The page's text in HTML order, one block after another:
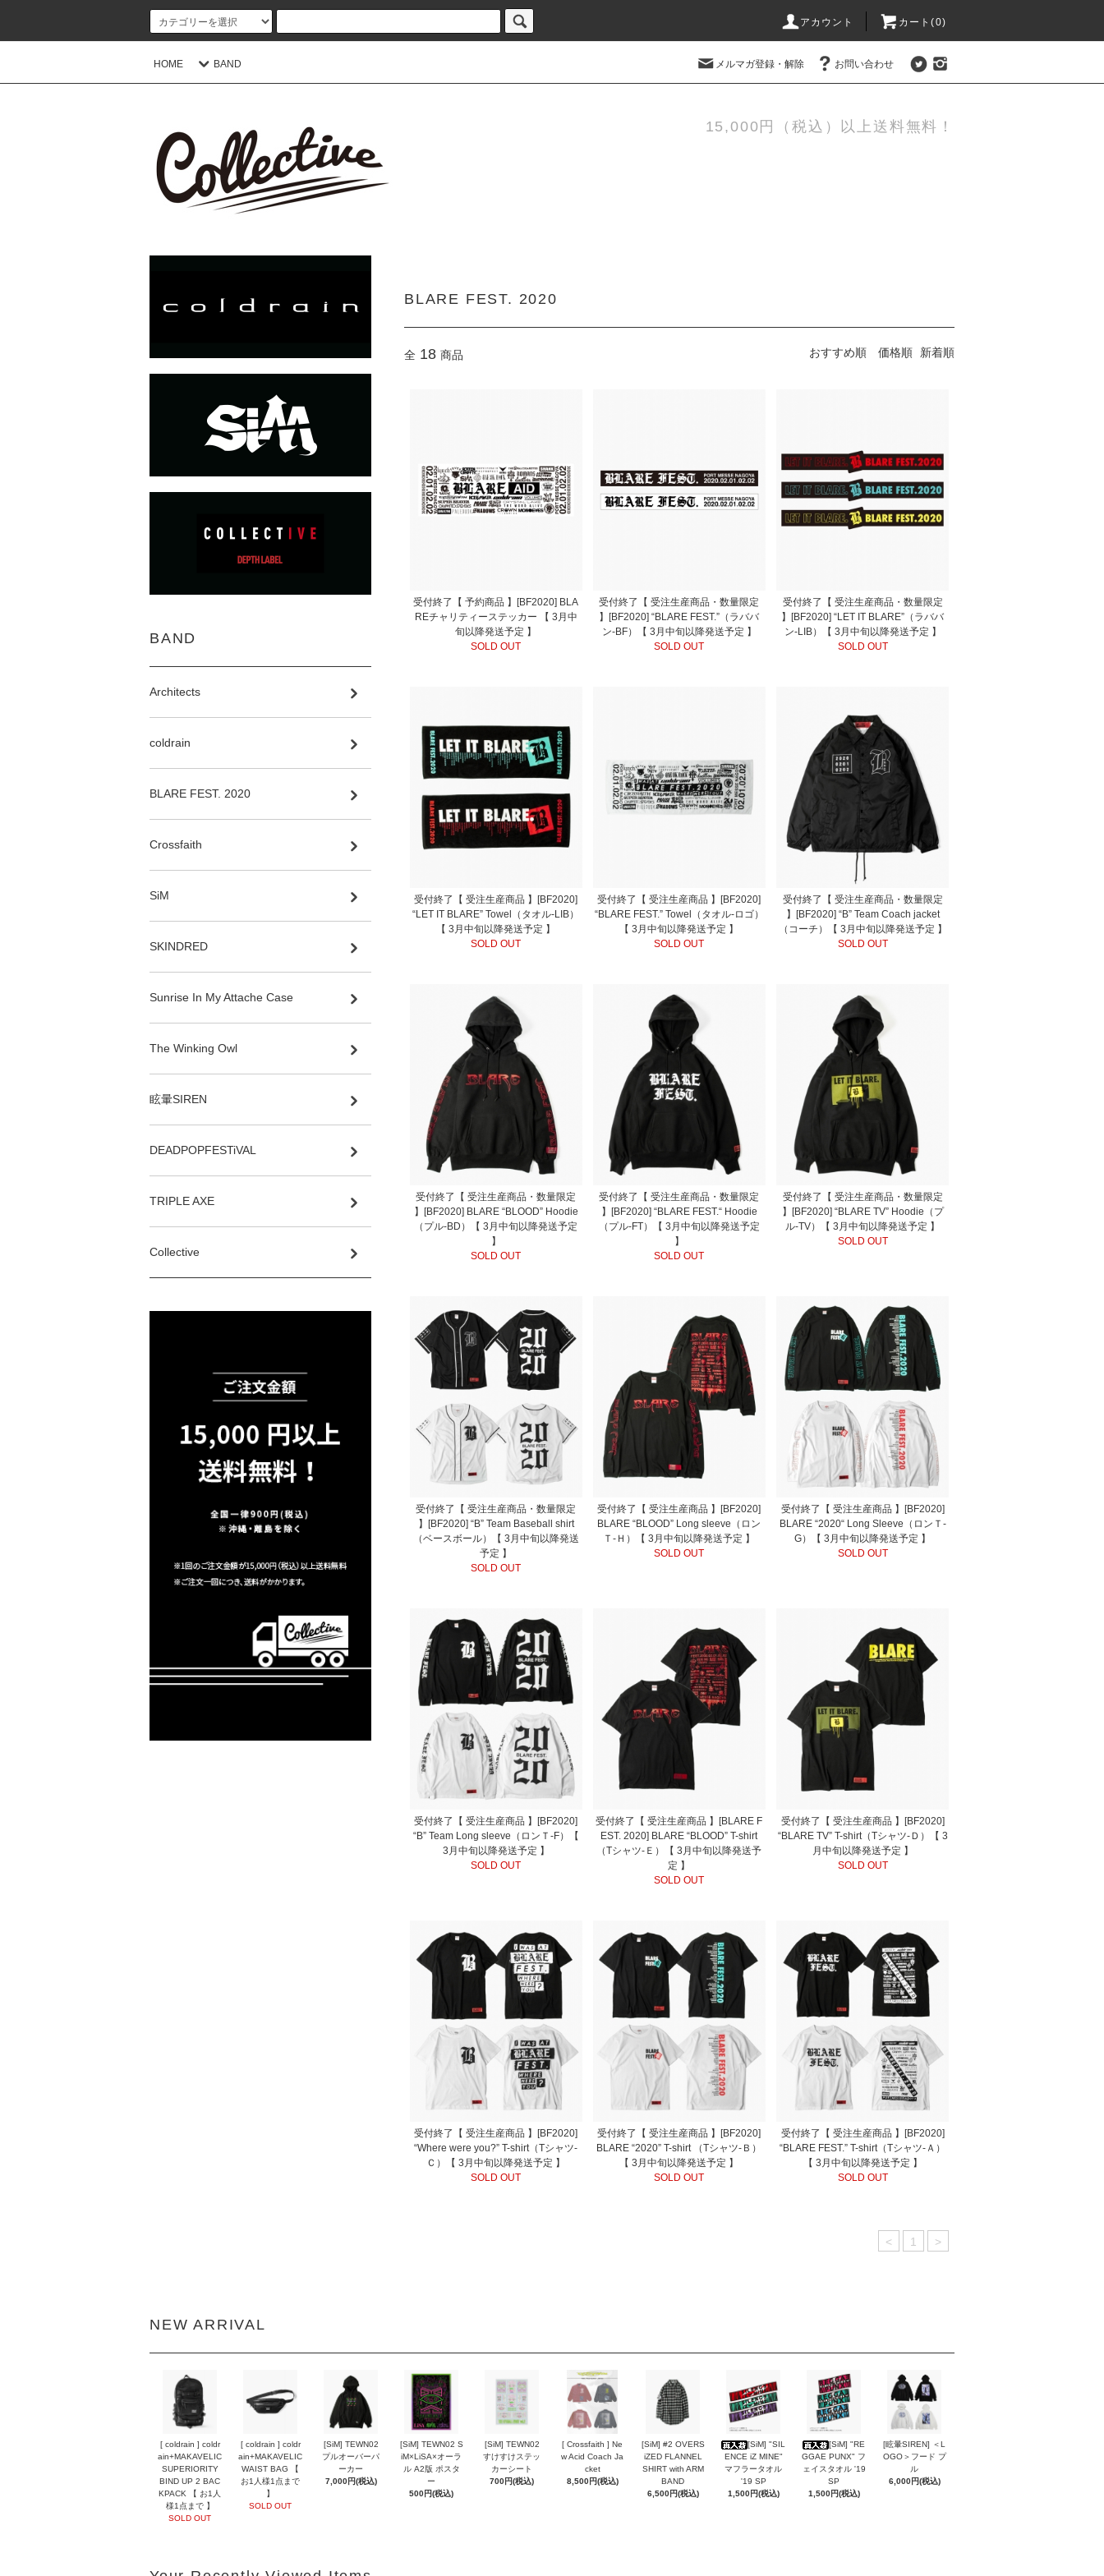
アカウント カート(0)
HOME BAND メルマガ登録・解除 お問い合わせ
15,000円（税込）以上送料無料！
BLARE FEST. 2020
全 18 商品 おすすめ順 価格順 新着順
受付終了【 予約商品 】[BF2020] BLA
REチャリティーステッカー 【 3月中
旬以降発送予定 】
SOLD OUT
受付終了【 受注生産商品・数量限定
】[BF2020] “BLARE FEST.”（ラババ
ン-BF）【 3月中旬以降発送予定 】
SOLD OUT
受付終了【 受注生産商品・数量限定
】[BF2020] “LET IT BLARE”（ラババ
ン-LIB）【 3月中旬以降発送予定 】
SOLD OUT
受付終了【 受注生産商品 】[BF2020]
“LET IT BLARE” Towel（タオル-LIB）
【 3月中旬以降発送予定 】
SOLD OUT
受付終了【 受注生産商品 】[BF2020]
“BLARE FEST.” Towel（タオル-ロゴ）
【 3月中旬以降発送予定 】
SOLD OUT
受付終了【 受注生産商品・数量限定
】[BF2020] “B” Team Coach jacket
（コーチ）【 3月中旬以降発送予定 】
SOLD OUT
受付終了【 受注生産商品・数量限定
】[BF2020] BLARE “BLOOD” Hoodie
（プル-BD）【 3月中旬以降発送予定
】
SOLD OUT
受付終了【 受注生産商品・数量限定
】[BF2020] “BLARE FEST.“ Hoodie
（プル-FT）【 3月中旬以降発送予定
】
SOLD OUT
受付終了【 受注生産商品・数量限定
】[BF2020] “BLARE TV” Hoodie（プ
ル-TV）【 3月中旬以降発送予定 】
SOLD OUT
受付終了【 受注生産商品・数量限定
】[BF2020] “B” Team Baseball shirt
（ベースボール）【 3月中旬以降発送
予定 】
SOLD OUT
受付終了【 受注生産商品 】[BF2020]
BLARE “BLOOD” Long sleeve（ロン
Ｔ-Ｈ）【 3月中旬以降発送予定 】
SOLD OUT
受付終了【 受注生産商品 】[BF2020]
BLARE “2020“ Long Sleeve（ロンＴ-
G）【 3月中旬以降発送予定 】
SOLD OUT
受付終了【 受注生産商品 】[BF2020]
“B” Team Long sleeve（ロンＴ-F）【
3月中旬以降発送予定 】
SOLD OUT
受付終了【 受注生産商品 】[BLARE F
EST. 2020] BLARE “BLOOD” T-shirt
（Tシャツ-Ｅ）【 3月中旬以降発送予
定 】
SOLD OUT
受付終了【 受注生産商品 】[BF2020]
“BLARE TV” T-shirt（Tシャツ-Ｄ）【 3
月中旬以降発送予定 】
SOLD OUT
受付終了【 受注生産商品 】[BF2020]
“Where were you?” T-shirt（Tシャツ-
Ｃ）【 3月中旬以降発送予定 】
SOLD OUT
受付終了【 受注生産商品 】[BF2020]
BLARE “2020” T-shirt （Tシャツ-Ｂ）
【 3月中旬以降発送予定 】
SOLD OUT
受付終了【 受注生産商品 】[BF2020]
“BLARE FEST.” T-shirt（Tシャツ-Ａ）
【 3月中旬以降発送予定 】
SOLD OUT
< 1 >
BAND
Architects
coldrain
BLARE FEST. 2020
Crossfaith
SiM
SKINDRED
Sunrise In My Attache Case
The Winking Owl
眩暈SIREN
DEADPOPFESTiVAL
TRIPLE AXE
Collective
NEW ARRIVAL
[ coldrain ] coldr
ain+MAKAVELIC
SUPERIORITY
BIND UP 2 BAC
KPACK 【 お1人
様1点まで 】
SOLD OUT
[ coldrain ] coldr
ain+MAKAVELIC
WAIST BAG 【
お1人様1点まで
】
SOLD OUT
[SiM] TEWN02
プルオーバーパ
ーカー
7,000円(税込)
[SiM] TEWN02 S
iM×LiSA×オーラ
ル A2版 ポスタ
ー
500円(税込)
[SiM] TEWN02
すけすけステッ
カーシート
700円(税込)
[ Crossfaith ] Ne
w Acid Coach Ja
cket
8,500円(税込)
[SiM] #2 OVERS
iZED FLANNEL
SHIRT with ARM
BAND
6,500円(税込)
[SiM] "SIL
ENCE iZ MINE"
マフラータオル
'19 SP
1,500円(税込)
[SiM] "RE
GGAE PUNX" フ
ェイスタオル '19
SP
1,500円(税込)
[眩暈SIREN] ＜L
OGO＞フード プ
ル
6,000円(税込)